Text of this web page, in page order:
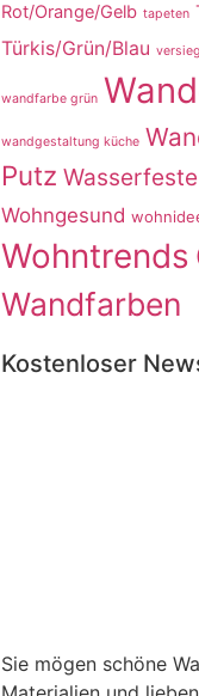
Rot/Orange/Gelb tapeten
Türkis/Grün/Blau
wandfarbe grün
wandgestaltung küche
Putz
Wohngesund
Wohntrends
Wandfarben
Kostenloser
Sie mögen schöne